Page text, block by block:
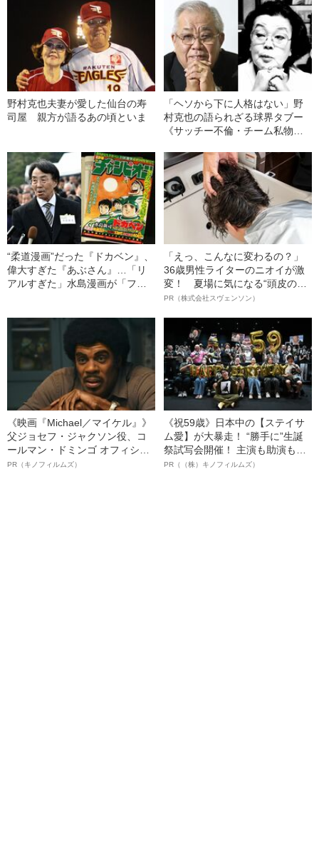
野村克也夫妻が愛した仙台の寿
司屋 親方が語るあの頃といま
「ヘソから下に人格はない」野
村克也の語られざる球界タブー
《サッチー不倫・チーム私物
“柔道漫画”だった『ドカベン』、
偉大すぎた『あぶさん』…「リ
アルすぎた」水島漫画が「ファ
「えっ、こんなに変わるの？」
36歳男性ライターのニオイが激
変！ 夏場に気になる“頭皮のニ
オイ”や“ベタつき”を解消す
ト”が生み出した徹底ケアとは
PR（株式会社スヴェンソン）
《映画『Michael／マイケル』》
父ジョセフ・ジャクソン役、コ
ールマン・ドミンゴ オフィシャ
ルインタビュー“観客を魅了した
PR（キノフィルムズ）
《祝59歳》日本中の【ステイサ
ム愛】が大暴走！ “勝手に”生誕
祭試写会開催！ 主演も助演も全
部ステイサム！「ステサミー
PR（（株）キノフィルムズ）